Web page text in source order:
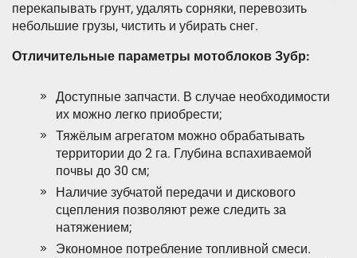
перекапывать грунт, удалять сорняки, перевозить
небольшие грузы, чистить и убирать снег.
Отличительные параметры мотоблоков Зубр:
Доступные запчасти. В случае необходимости
их можно легко приобрести;
Тяжёлым агрегатом можно обрабатывать
территории до 2 га. Глубина вспахиваемой
почвы до 30 см;
Наличие зубчатой передачи и дискового
сцепления позволяют реже следить за
натяжением;
Экономное потребление топливной смеси.